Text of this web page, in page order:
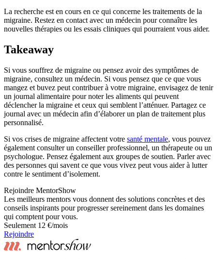
La recherche est en cours en ce qui concerne les traitements de la
migraine. Restez en contact avec un médecin pour connaître les
nouvelles thérapies ou les essais cliniques qui pourraient vous aider.
Takeaway
Si vous souffrez de migraine ou pensez avoir des symptômes de
migraine, consultez un médecin. Si vous pensez que ce que vous
mangez et buvez peut contribuer à votre migraine, envisagez de tenir
un journal alimentaire pour noter les aliments qui peuvent
déclencher la migraine et ceux qui semblent l’atténuer. Partagez ce
journal avec un médecin afin d’élaborer un plan de traitement plus
personnalisé.
Si vos crises de migraine affectent votre santé mentale, vous pouvez
également consulter un conseiller professionnel, un thérapeute ou un
psychologue. Pensez également aux groupes de soutien. Parler avec
des personnes qui savent ce que vous vivez peut vous aider à lutter
contre le sentiment d’isolement.
Rejoindre MentorShow
Les meilleurs mentors vous donnent des solutions concrètes et des
conseils inspirants pour progresser sereinement dans les domaines
qui comptent pour vous.
Seulement 12 €/mois
Rejoindre